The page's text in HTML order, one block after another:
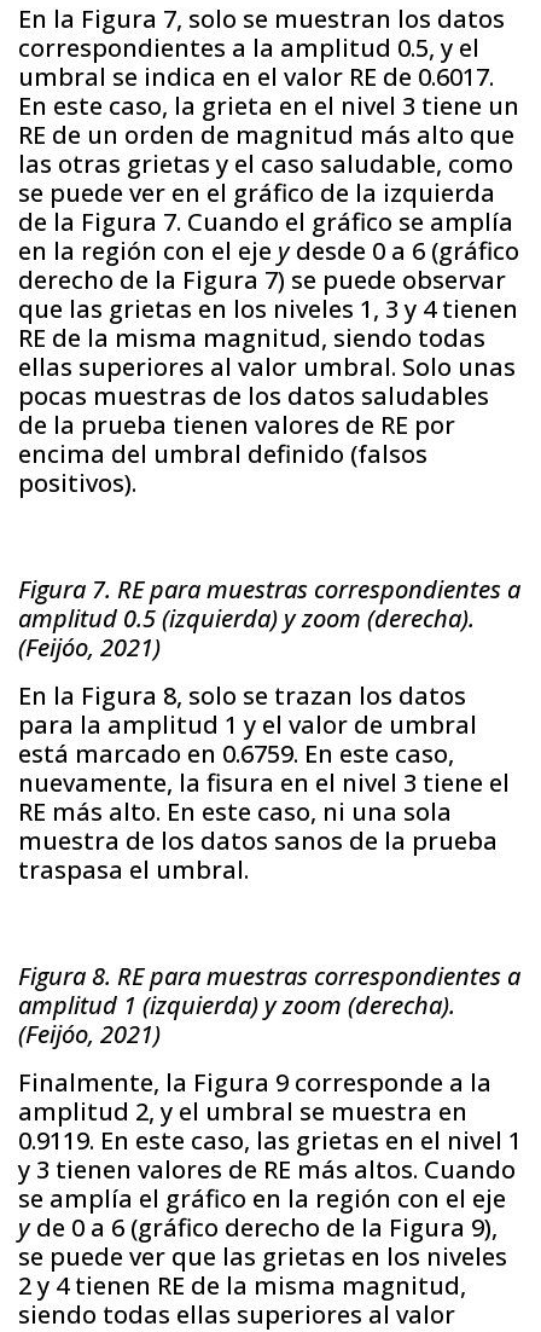
En la Figura 7, solo se muestran los datos
correspondientes a la amplitud 0.5, y el
umbral se indica en el valor RE de 0.6017.
En este caso, la grieta en el nivel 3 tiene un
RE de un orden de magnitud más alto que
las otras grietas y el caso saludable, como
se puede ver en el gráfico de la izquierda
de la Figura 7. Cuando el gráfico se amplía
en la región con el eje ydesde 0 a 6 (gráfico
derecho de la Figura 7) se puede observar
que las grietas en los niveles 1, 3 y 4 tienen
RE de la misma magnitud, siendo todas
ellas superiores al valor umbral. Solo unas
pocas muestras de los datos saludables
de la prueba tienen valores de RE por
encima del umbral definido (falsos
positivos).
Figura 7. RE para muestras correspondientes a
amplitud 0.5 (izquierda) y zoom (derecha).
(Feijóo, 2021)
En la Figura 8, solo se trazan los datos
para la amplitud 1 y el valor de umbral
está marcado en 0.6759. En este caso,
nuevamente, la fisura en el nivel 3 tiene el
RE más alto. En este caso, ni una sola
muestra de los datos sanos de la prueba
traspasa el umbral.
Figura 8. RE para muestras correspondientes a
amplitud 1 (izquierda) y zoom (derecha).
(Feijóo, 2021)
Finalmente, la Figura 9 corresponde a la
amplitud 2, y el umbral se muestra en
0.9119. En este caso, las grietas en el nivel 1
y 3 tienen valores de RE más altos. Cuando
se amplía el gráfico en la región con el eje
yde 0 a 6 (gráfico derecho de la Figura 9),
se puede ver que las grietas en los niveles
2 y 4 tienen RE de la misma magnitud,
siendo todas ellas superiores al valor